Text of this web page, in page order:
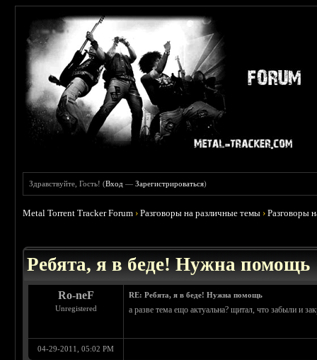
Здравствуйте, Гость! (Вход —Зарегистрироваться)
Metal Torrent Tracker Forum ›Разговоры на различные темы ›Разговоры
Ребята, я в беде! Нужна помощь
Ro-neF
Unregistered
RE: Ребята, я в беде! Нужна помощь
а разве тема ещо актуальна? щитал, что забыли и
04-29-2011, 05:02 PM